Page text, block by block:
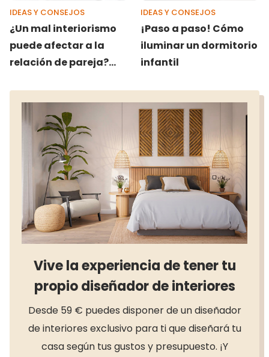
IDEAS Y CONSEJOS
¿Un mal interiorismo
puede afectar a la
relación de pareja?
estrategias
decorativas
IDEAS Y CONSEJOS
¡Paso a paso! Cómo
iluminar un dormitorio
infantil
Vive la experiencia de tener tu
propio diseñador de interiores
Desde 59 € puedes disponer de un diseñador
de interiores exclusivo para ti que diseñará tu
casa según tus gustos y presupuesto. ¡Y